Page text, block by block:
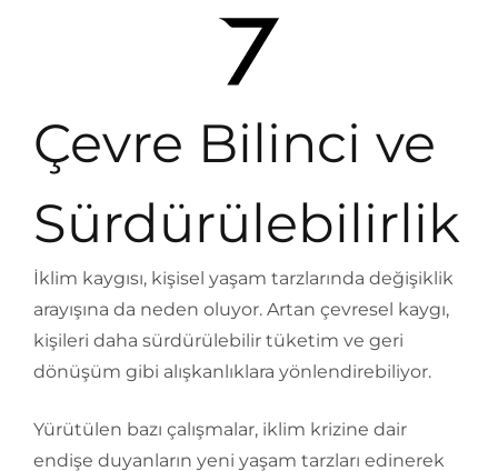
Çevre Bilinci ve
Sürdürülebilirlik
İklim kaygısı, kişisel yaşam tarzlarında değişiklik
arayışına da neden oluyor. Artan çevresel kaygı,
kişileri daha sürdürülebilir tüketim ve geri
dönüşüm gibi alışkanlıklara yönlendirebiliyor.
Yürütülen bazı çalışmalar, iklim krizine dair
endişe duyanların yeni yaşam tarzları edinerek